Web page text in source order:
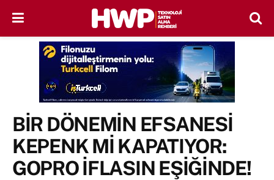
BİR DÖNEMİN EFSANESİ
KEPENK Mİ KAPATIYOR:
GOPRO İFLASIN EŞİĞİNDE!